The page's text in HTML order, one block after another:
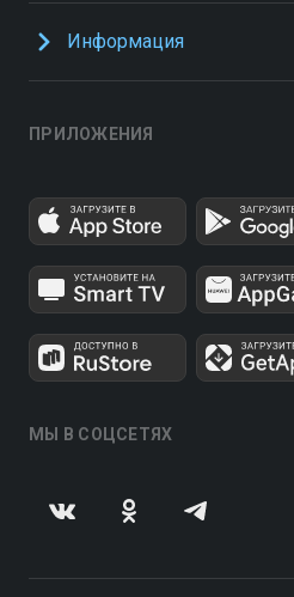
Информация
ПРИЛОЖЕНИЯ
МЫ В СОЦСЕТЯХ